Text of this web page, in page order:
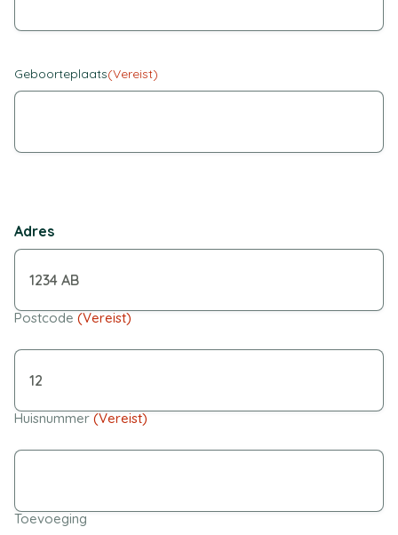
Geboorteplaats(Vereist)
Adres
Postcode (Vereist)
Huisnummer (Vereist)
Toevoeging